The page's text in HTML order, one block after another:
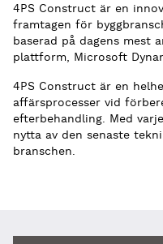
4PS Construct är en
framtagen för
baserad på dagens mest
plattform, Microsoft
4PS Construct är en
affärsprocesser vid
efterbehandling. Med
nytta av den senaste
branschen.